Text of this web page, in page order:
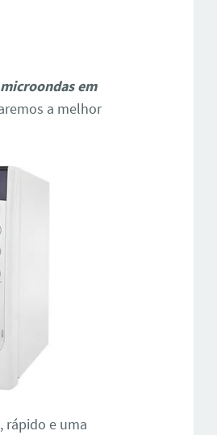
em
a melhor
rápido e uma